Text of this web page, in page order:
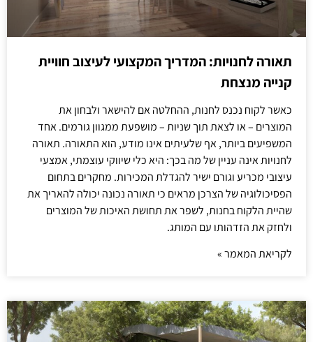
תאורה לחנויות: המדריך המקצועי לעיצוב חוויית
קנייה מנצחת
כאשר לקוח נכנס לחנות, ההחלטה אם להישאר ולבחון את
המוצרים – או לצאת תוך שניות – מושפעת ממגוון גורמים. אחד
המשפיעים ביותר, אף שלעיתים אינו מודע, הוא התאורה. תאורה
לחנויות אינה עניין של מה בכך: היא כלי שיווקי עוצמתי, אמצעי
עיצובי מכריע וגורם ישיר להגדלת המכירות. מחקרים בתחום
הפסיכולוגיה של הצרכן מראים כי תאורה נכונה יכולה להאריך את
שהיית הלקוח בחנות, לשפר את תחושת האיכות של המוצרים
ולחזק את הזדהותו עם המותג.
לקריאת המאמר »